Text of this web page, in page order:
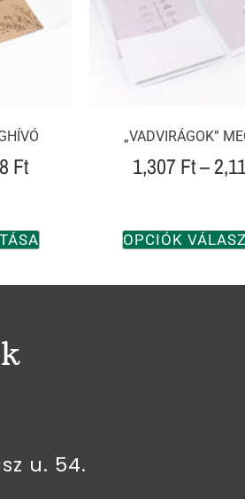
Ft
„VADVIRÁGOK”
1,307Ft–
OPCIÓK
u. 54.